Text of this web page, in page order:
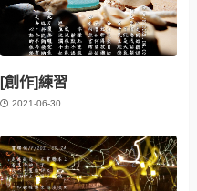
[創作]練習
2021-06-30